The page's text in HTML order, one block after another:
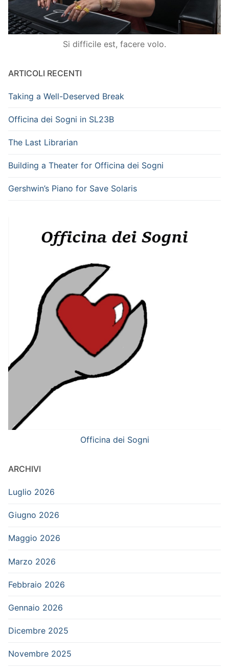
Si difficile est, facere volo.
ARTICOLI RECENTI
Taking a Well-Deserved Break
Officina dei Sogni in SL23B
The Last Librarian
Building a Theater for Officina dei Sogni
Gershwin’s Piano for Save Solaris
Officina dei Sogni
ARCHIVI
Luglio 2026
Giugno 2026
Maggio 2026
Marzo 2026
Febbraio 2026
Gennaio 2026
Dicembre 2025
Novembre 2025